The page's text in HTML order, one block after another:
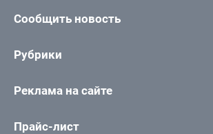
Сообщить новость
Рубрики
Реклама на сайте
Прайс-лист